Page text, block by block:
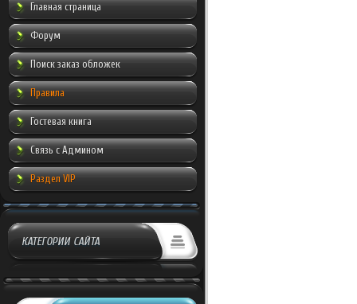
Главная страница
Форум
Поиск заказ обложек
Правила
Гостевая книга
Связь с Админом
Раздел VIP
КАТЕГОРИИ САЙТА